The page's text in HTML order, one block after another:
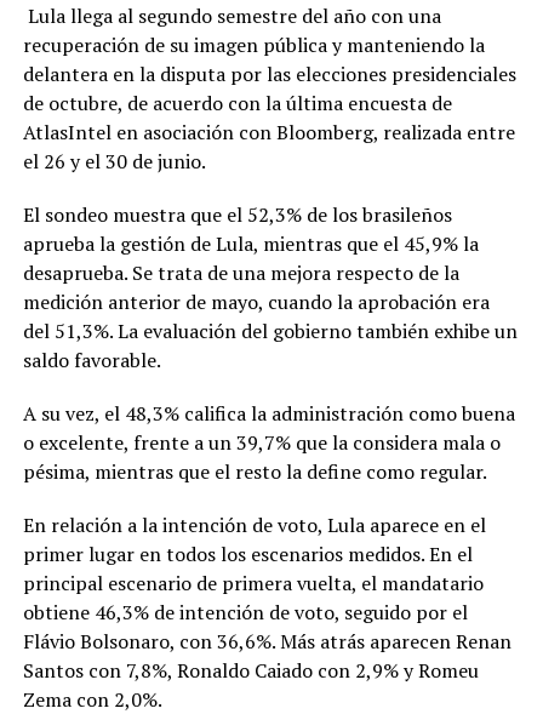
Lula llega al segundo semestre del año con una
recuperación de su imagen pública y manteniendo la
delantera en la disputa por las elecciones presidenciales
de octubre, de acuerdo con la última encuesta de
AtlasIntel en asociación con Bloomberg, realizada entre
el 26 y el 30 de junio.
El sondeo muestra que el 52,3% de los brasileños
aprueba la gestión de Lula, mientras que el 45,9% la
desaprueba. Se trata de una mejora respecto de la
medición anterior de mayo, cuando la aprobación era
del 51,3%. La evaluación del gobierno también exhibe un
saldo favorable.
A su vez, el 48,3% califica la administración como buena
o excelente, frente a un 39,7% que la considera mala o
pésima, mientras que el resto la define como regular.
En relación a la intención de voto, Lula aparece en el
primer lugar en todos los escenarios medidos. En el
principal escenario de primera vuelta, el mandatario
obtiene 46,3% de intención de voto, seguido por el
Flávio Bolsonaro, con 36,6%. Más atrás aparecen Renan
Santos con 7,8%, Ronaldo Caiado con 2,9% y Romeu
Zema con 2,0%.